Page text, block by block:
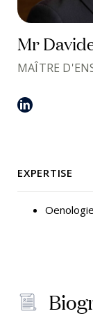
Mr
MAÎTRE
EXPERTISE
Oenologie